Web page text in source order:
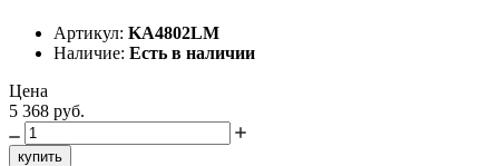
Артикул: KA4802LM
Наличие: Есть в наличии
Цена
5 368 руб.
купить